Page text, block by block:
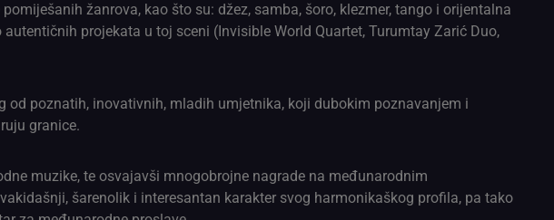
žanrova, kao što su: džez, samba, šoro, klezmer, tango i orijentalna
projekata u toj sceni (Invisible World Quartet, Turumtay Zarić Duo,
od poznatih, inovativnih, mladih umjetnika, koji dubokim poznavanjem i
granice.
muzike, te osvajavši mnogobrojne nagrade na međunarodnim
šarenolik i interesantan karakter svog harmonikaškog profila, pa tako